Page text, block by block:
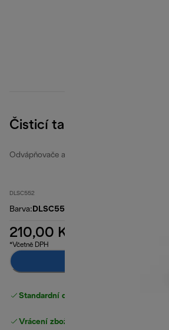
Čisticí tablety De'Longhi
Odvápňovače a vodní filtry
DLSC552
Barva: DLSC552
210,00 Kč
*Včetně DPH
Standardní doručení zdarma
Vrácení zboží zdarma